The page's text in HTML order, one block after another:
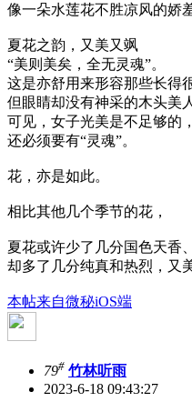
像一朵水莲花不胜凉风的娇
夏花之韵，又美又飒
“美则美矣，全无灵魂”。
这是亦舒用来形容那些长得
但眼睛却没有神采的木头美
可见，女子光美是不足够的，
还必须要有“灵魂”。
花，亦是如此。
相比其他几个季节的花，
夏花或许少了几分国色天香
却多了几分纯真和热烈，又
本帖来自微秘iOS端
79# 竹林听雨
2023-6-18 09:43:27